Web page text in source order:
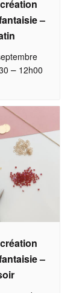
–
– 12h00
–